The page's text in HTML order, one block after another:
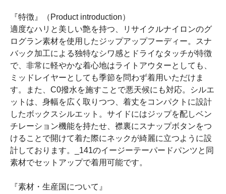
『特徴』（Product introduction）
適度なハリと美しい艶を持つ、リサイクルナイロンのグ
ログラン素材を使用したジップアップフーディー。スナ
バック加工による独特なシワ感とドライなタッチが特徴
で、非常に軽やかな着心地はライトアウターとしても、
ミッドレイヤーとしても季節を問わず着用いただけま
す。また、C0撥水を施すことで悪天候にも対応。シルエ
ットは、身幅を広く取りつつ、着丈をコンパクトに設計
したボックスシルエット。サイドにはジップを配しベン
チレーション機能を持たせ、襟裏にスナップボタンをつ
けることで開けて着た際にネックが綺麗に立つように設
計しております。_141のイージーテーパードパンツと同
素材でセットアップで着用可能です。
『素材・生産国について』